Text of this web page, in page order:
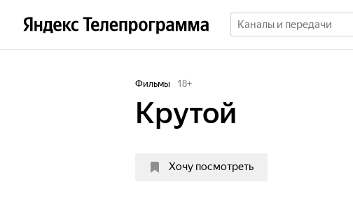
Фильмы 18+
Крутой
Хочу посмотреть